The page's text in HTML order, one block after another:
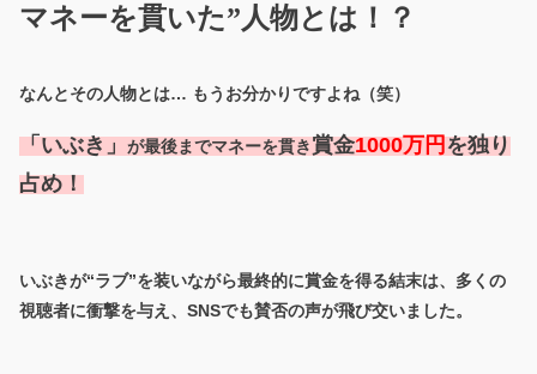
マネーを貫いた”人物とは！？
なんとその人物とは… もうお分かりですよね（笑）
「いぶき」 が最後までマネーを貫き賞金1000万円 を独り
占め！
いぶきが“ラブ”を装いながら最終的に賞金を得る結末は、多くの
視聴者に衝撃を与え、SNSでも賛否の声が飛び交いました。